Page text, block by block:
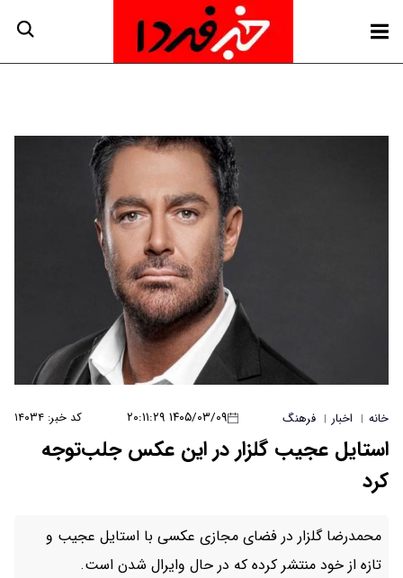
خانه | اخبار | فرهنگ ۱۴۰۵/۰۳/۰۹ ۲۰:۱۱:۲۹ کد خبر: ۱۴۰۳۴
استایل عجیب گلزار در این عکس جلب‌توجه
کرد
محمدرضا گلزار در فضای مجازی عکسی با استایل عجیب و
تازه از خود منتشر کرده که در حال وایرال شدن است.